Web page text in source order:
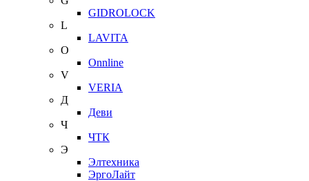
GIDROLOCK
L
LAVITA
O
Onnline
V
VERIA
Д
Деви
Ч
ЧТК
Э
Элтехника
ЭргоЛайт